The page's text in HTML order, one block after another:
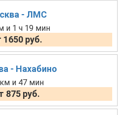
- ЛМС
и 1 ч 19 мин
1650 руб.
- Нахабино
и 47 мин
875 руб.